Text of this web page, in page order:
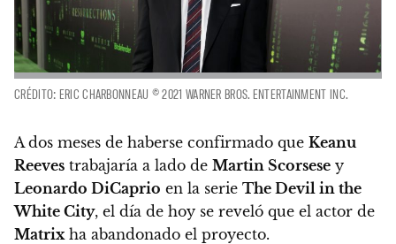
CRÉDITO: ERIC CHARBONNEAU © 2021 WARNER BROS. ENTERTAINMENT INC.
A dos meses de haberse confirmado que Keanu
Reeves trabajaría a lado de Martin Scorsese y
Leonardo DiCaprio en la serie The Devil in the
White City, el día de hoy se reveló que el actor de
Matrix ha abandonado el proyecto.